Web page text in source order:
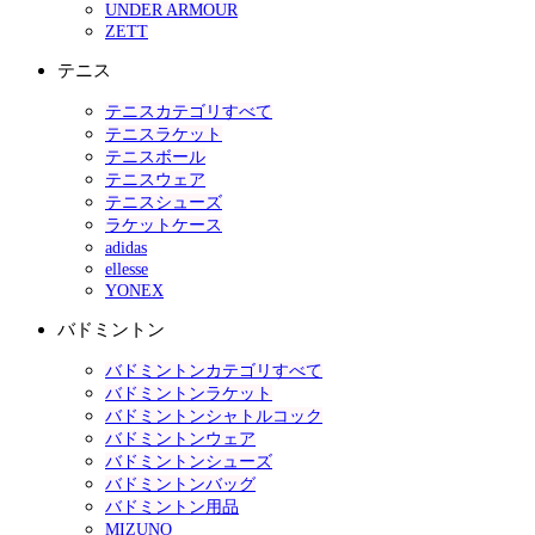
UNDER ARMOUR
ZETT
テニス
テニスカテゴリすべて
テニスラケット
テニスボール
テニスウェア
テニスシューズ
ラケットケース
adidas
ellesse
YONEX
バドミントン
バドミントンカテゴリすべて
バドミントンラケット
バドミントンシャトルコック
バドミントンウェア
バドミントンシューズ
バドミントンバッグ
バドミントン用品
MIZUNO